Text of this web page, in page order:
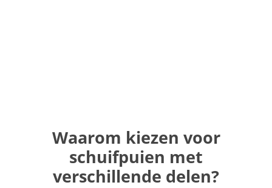
Waarom kiezen voor
schuifpuien met
verschillende delen?